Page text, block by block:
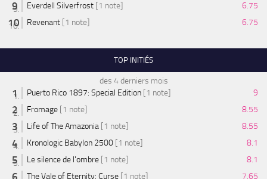
Everdell Silverfrost [1 note]
6.75
Revenant [1 note] 6.75
TOP INITIÉS
des 4 derniers mois
Puerto Rico 1897: Special Edition [1 note]
9
Fromage [1 note]
8.55
Life of The Amazonia [1 note]
8.55
Kronologic Babylon 2500 [1 note]
8.1
Le silence de l'ombre [1 note]
8.1
The Vale of Eternity: Curse [1 note]
7.65